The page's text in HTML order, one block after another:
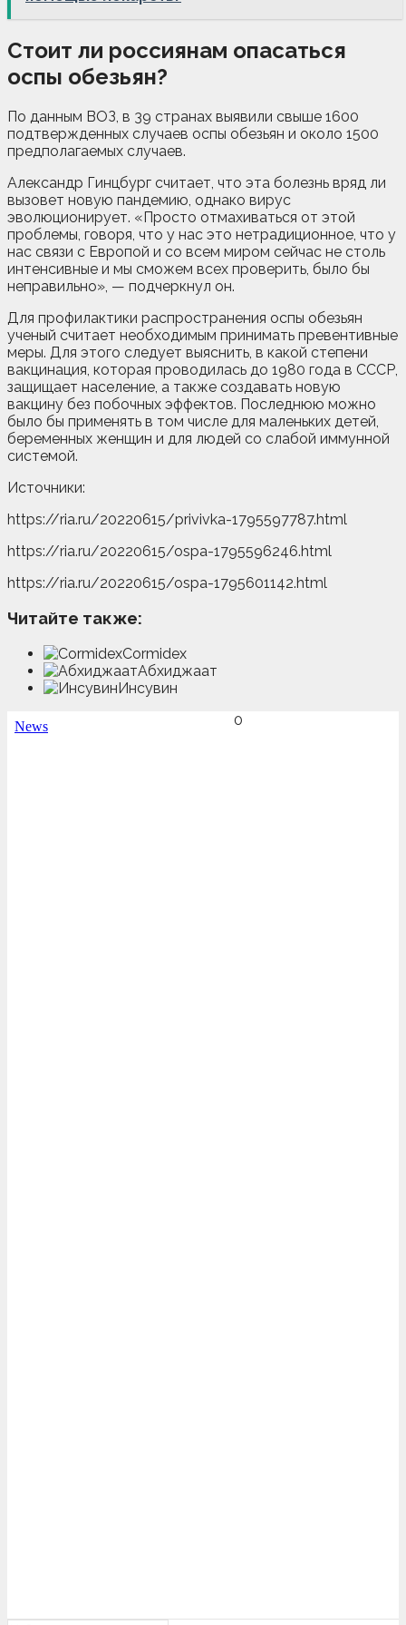
Стоит ли россиянам опасаться
оспы обезьян?
По данным ВОЗ, в 39 странах выявили свыше 1600
подтвержденных случаев оспы обезьян и около 1500
предполагаемых случаев.
Александр Гинцбург считает, что эта болезнь вряд ли
вызовет новую пандемию, однако вирус
эволюционирует. «Просто отмахиваться от этой
проблемы, говоря, что у нас это нетрадиционное, что у
нас связи с Европой и со всем миром сейчас не столь
интенсивные и мы сможем всех проверить, было бы
неправильно», — подчеркнул он.
Для профилактики распространения оспы обезьян
ученый считает необходимым принимать превентивные
меры. Для этого следует выяснить, в какой степени
вакцинация, которая проводилась до 1980 года в СССР,
защищает население, а также создавать новую
вакцину без побочных эффектов. Последнюю можно
было бы применять в том числе для маленьких детей,
беременных женщин и для людей со слабой иммунной
системой.
Источники:
https://ria.ru/20220615/privivka-1795597787.html
https://ria.ru/20220615/ospa-1795596246.html
https://ria.ru/20220615/ospa-1795601142.html
Читайте также:
Cormidex
Абхиджаат
Инсувин
0